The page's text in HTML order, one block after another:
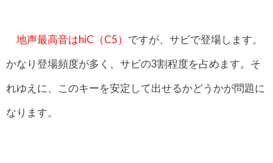
地声最高音はhiC（C5） ですが、サビで登場します。
かなり登場頻度が多く、サビの3割程度を占めます。そ
れゆえに、このキーを安定して出せるかどうかが問題に
なります。